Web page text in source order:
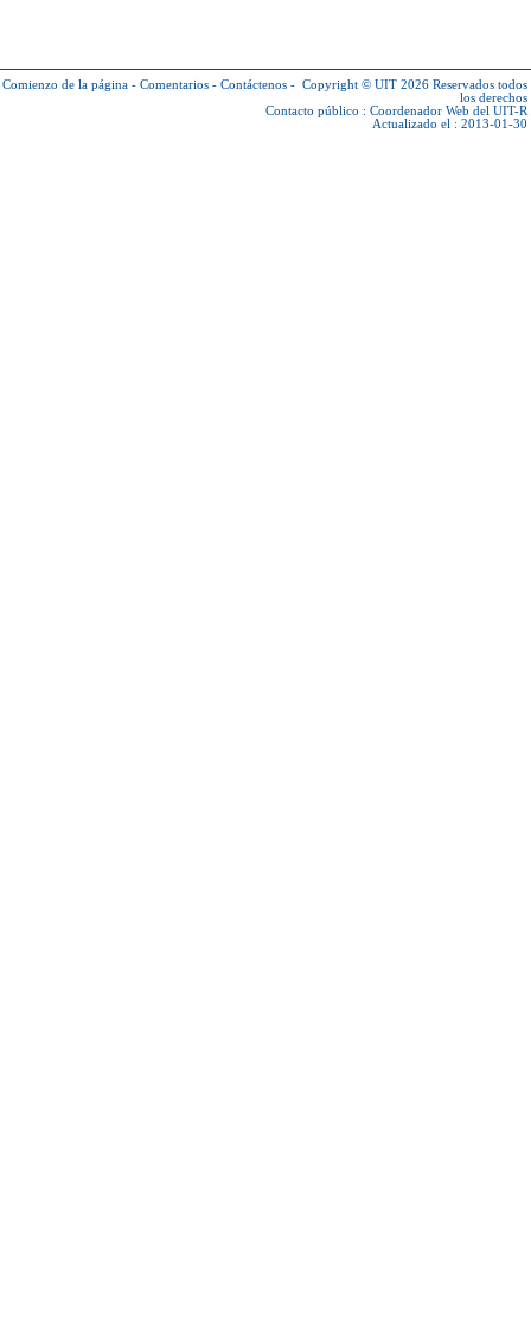
Comienzo de la página - Comentarios - Contáctenos - Copyright © UIT 2026 Reservados todos
los derechos
Contacto público : Coordenador Web del UIT-R
Actualizado el : 2013-01-30